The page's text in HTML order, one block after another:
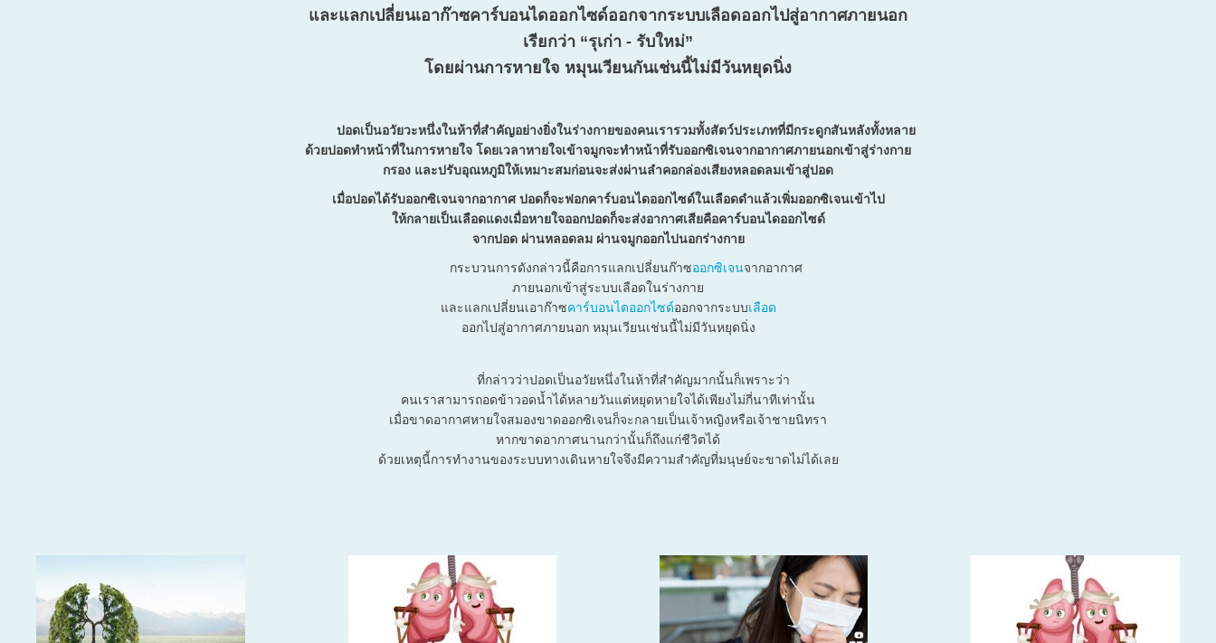
และแลกเปลี่ยนเอาก๊าซคาร์บอนไดออกไซด์ออกจากระบบเลือดออกไปสู่อากาศภายนอก
เรียกว่า “รุเก่า - รับใหม่”
โดยผ่านการหายใจ หมุนเวียนกันเช่นนี้ไม่มีวันหยุดนิ่ง
ปอดเป็นอวัยวะหนึ่งในห้าที่สำคัญอย่างยิ่งในร่างกายของคนเรารวมทั้งสัตว์ประเภทที่มีกระดูกสันหลังทั้งหลาย
ด้วยปอดทำหน้าที่ในการหายใจ โดยเวลาหายใจเข้าจมูกจะทำหน้าที่รับออกซิเจนจากอากาศภายนอกเข้าสู่ร่างกาย
กรอง และปรับอุณหภูมิให้เหมาะสมก่อนจะส่งผ่านลำคอกล่องเสียงหลอดลมเข้าสู่ปอด
เมื่อปอดได้รับออกซิเจนจากอากาศ ปอดก็จะฟอกคาร์บอนไดออกไซด์ในเลือดดำแล้วเพิ่มออกซิเจนเข้าไป
ให้กลายเป็นเลือดแดงเมื่อหายใจออกปอดก็จะส่งอากาศเสียคือคาร์บอนไดออกไซด์
จากปอด ผ่านหลอดลม ผ่านจมูกออกไปนอกร่างกาย
กระบวนการดังกล่าวนี้คือการแลกเปลี่ยนก๊าซออกซิเจนจากอากาศ
ภายนอกเข้าสู่ระบบเลือดในร่างกาย
และแลกเปลี่ยนเอาก๊าซคาร์บอนไดออกไซด์ออกจากระบบเลือด
ออกไปสู่อากาศภายนอก หมุนเวียนเช่นนี้ไม่มีวันหยุดนิ่ง
ที่กล่าวว่าปอดเป็นอวัยหนึ่งในห้าที่สำคัญมากนั้นก็เพราะว่า
คนเราสามารถอดข้าวอดน้ำได้หลายวันแต่หยุดหายใจได้เพียงไม่กี่นาทีเท่านั้น
เมื่อขาดอากาศหายใจสมองขาดออกซิเจนก็จะกลายเป็นเจ้าหญิงหรือเจ้าชายนิทรา
หากขาดอากาศนานกว่านั้นก็ถึงแก่ชีวิตได้
ด้วยเหตุนี้การทำงานของระบบทางเดินหายใจจึงมีความสำคัญที่มนุษย์จะขาดไม่ได้เลย